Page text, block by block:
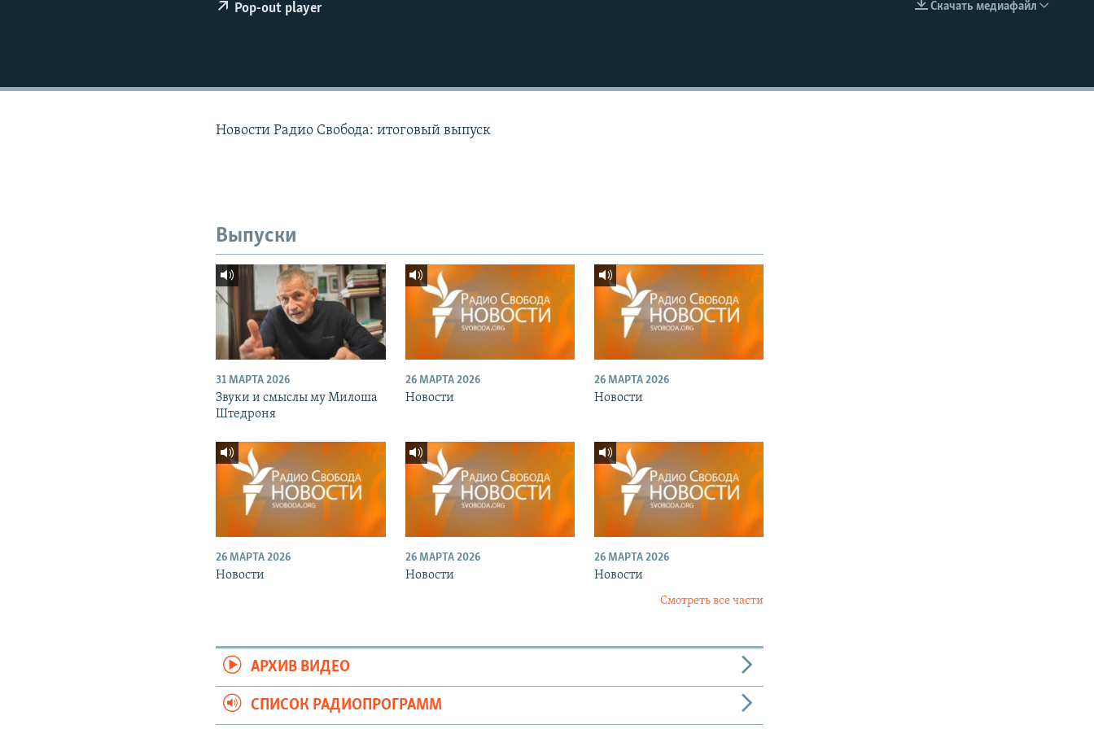
EMBED
Скачать медиафайл
Pop-out player
Новости Радио Свобода: итоговый выпуск
Выпуски
31 МАРТА 2026
Звуки и смыслы му Милоша
Штедроня
26 МАРТА 2026
Новости
26 МАРТА 2026
Новости
26 МАРТА 2026
Новости
26 МАРТА 2026
Новости
26 МАРТА 2026
Новости
Смотреть все части
АРХИВ ВИДЕО
СПИСОК РАДИОПРОГРАММ